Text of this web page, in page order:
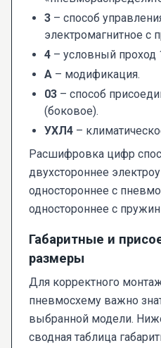
3 – способ
электромагнитное с
4 – условный проход
А – модификация.
03 – способ
(боковое).
УХЛ4 –
Расшифровка цифр
двухстороннее
одностороннее с
одностороннее с
Габаритные и
размеры
Для корректного
пневмосхему важно
выбранной модели.
сводная таблица